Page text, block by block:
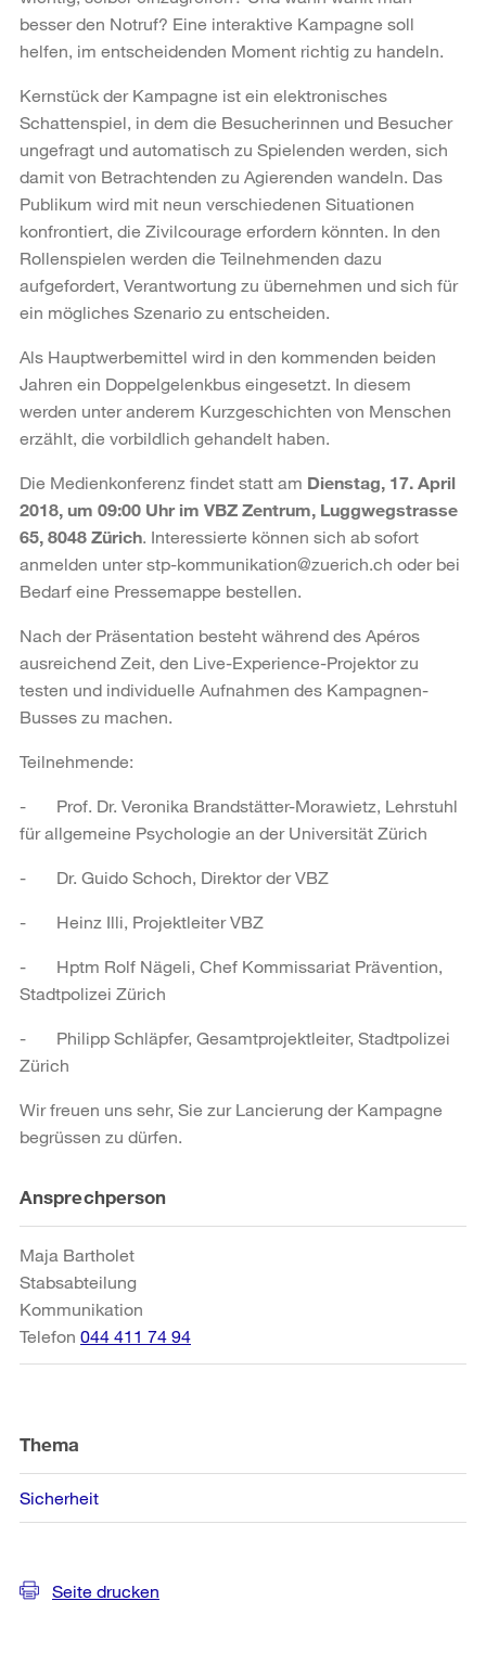
besser den Notruf? Eine interaktive Kampagne soll
helfen, im entscheidenden Moment richtig zu handeln.
Kernstück der Kampagne ist ein elektronisches
Schattenspiel, in dem die Besucherinnen und Besucher
ungefragt und automatisch zu Spielenden werden, sich
damit von Betrachtenden zu Agierenden wandeln. Das
Publikum wird mit neun verschiedenen Situationen
konfrontiert, die Zivilcourage erfordern könnten. In den
Rollenspielen werden die Teilnehmenden dazu
aufgefordert, Verantwortung zu übernehmen und sich für
ein mögliches Szenario zu entscheiden.
Als Hauptwerbemittel wird in den kommenden beiden
Jahren ein Doppelgelenkbus eingesetzt. In diesem
werden unter anderem Kurzgeschichten von Menschen
erzählt, die vorbildlich gehandelt haben.
Die Medienkonferenz findet statt am Dienstag, 17. April
2018, um 09:00 Uhr im VBZ Zentrum, Luggwegstrasse
65, 8048 Zürich . Interessierte können sich ab sofort
anmelden unter stp-kommunikation@zuerich.ch oder bei
Bedarf eine Pressemappe bestellen.
Nach der Präsentation besteht während des Apéros
ausreichend Zeit, den Live-Experience-Projektor zu
testen und individuelle Aufnahmen des Kampagnen-
Busses zu machen.
Teilnehmende:
- Prof. Dr. Veronika Brandstätter-Morawietz, Lehrstuhl
für allgemeine Psychologie an der Universität Zürich
- Dr. Guido Schoch, Direktor der VBZ
- Heinz Illi, Projektleiter VBZ
- Hptm Rolf Nägeli, Chef Kommissariat Prävention,
Stadtpolizei Zürich
- Philipp Schläpfer, Gesamtprojektleiter, Stadtpolizei
Zürich
Wir freuen uns sehr, Sie zur Lancierung der Kampagne
begrüssen zu dürfen.
Weitere
Informationen
Ansprechperson
Maja Bartholet
Stabsabteilung
Kommunikation
Telefon 044 411 74 94
Thema
Sicherheit
Seite drucken